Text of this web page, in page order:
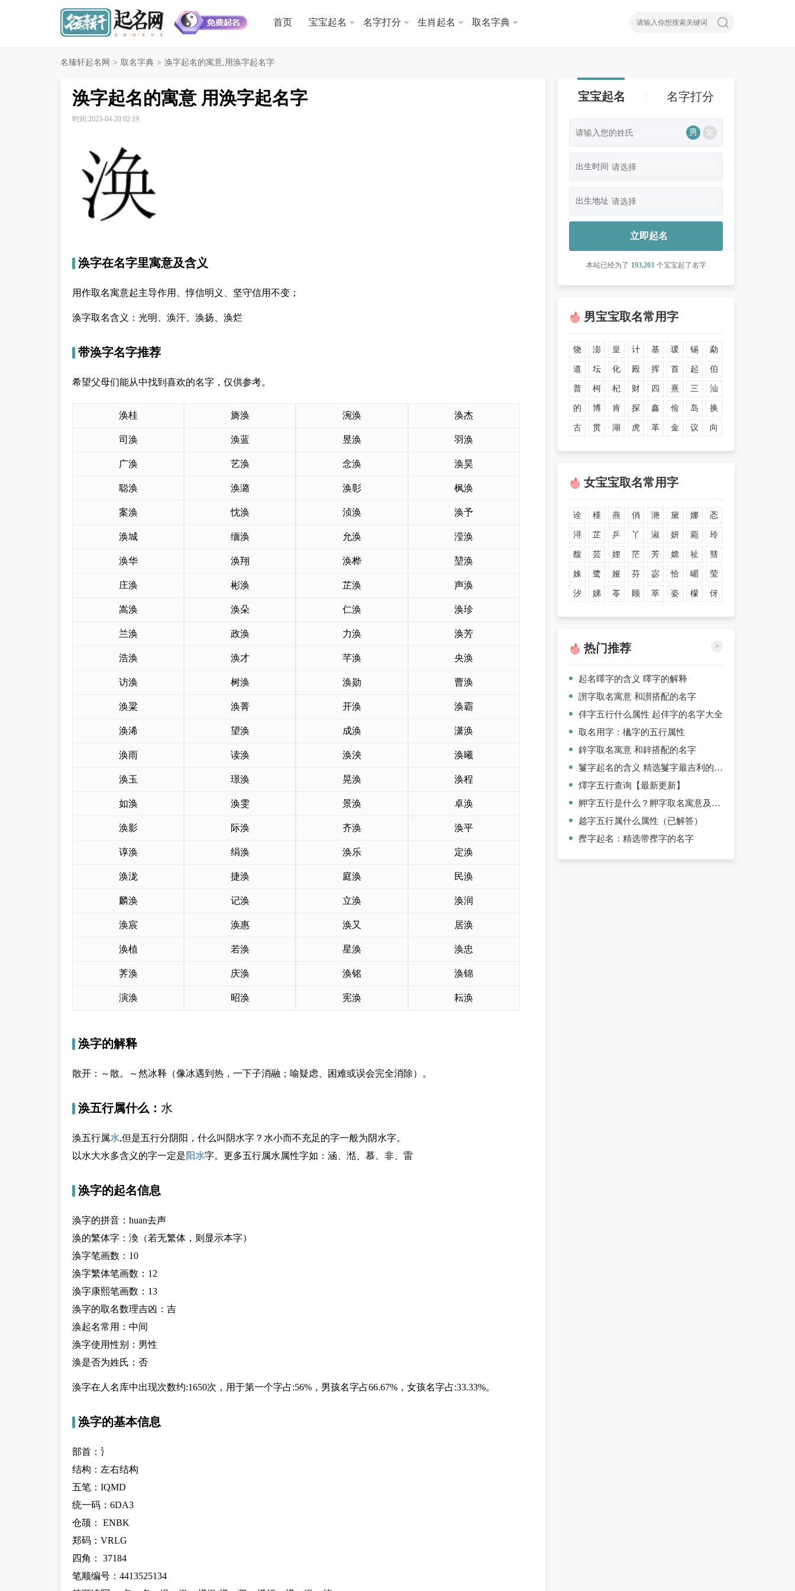
首页 宝宝起名 名字打分 生肖起名 取名字典
名臻轩起名网 > 取名字典 > 涣字起名的寓意,用涣字起名字
涣字起名的寓意 用涣字起名字
时间:2023-04-20 02:19
涣字在名字里寓意及含义
用作取名寓意起主导作用、惇信明义、坚守信用不变；
涣字取名含义：光明、涣汗、涣扬、涣烂
带涣字名字推荐
希望父母们能从中找到喜欢的名字，仅供参考。
涣桂 旖涣 涴涣 涣杰
司涣 涣蓝 昱涣 羽涣
广涣 艺涣 念涣 涣昊
聪涣 涣潞 涣彰 枫涣
案涣 忱涣 浈涣 涣予
涣城 缅涣 允涣 滢涣
涣华 涣翔 涣桦 堃涣
庄涣 彬涣 芷涣 声涣
嵩涣 涣朵 仁涣 涣珍
兰涣 政涣 力涣 涣芳
浩涣 涣才 芊涣 央涣
访涣 树涣 涣勋 曹涣
涣粱 涣菁 开涣 涣霸
涣浠 望涣 成涣 潇涣
涣雨 读涣 涣泱 涣曦
涣玉 璟涣 晃涣 涣程
如涣 涣雯 景涣 卓涣
涣影 际涣 齐涣 涣平
谆涣 绢涣 涣乐 定涣
涣泷 捷涣 庭涣 民涣
麟涣 记涣 立涣 涣润
涣宸 涣惠 涣又 居涣
涣植 若涣 星涣 涣忠
荠涣 庆涣 涣铭 涣锦
演涣 昭涣 宪涣 耘涣
涣字的解释
散开：～散。～然冰释（像冰遇到热，一下子消融；喻疑虑、困难或误会完全消除）。
涣五行属什么： 水
涣五行属水,但是五行分阴阳，什么叫阴水字？水小而不充足的字一般为阴水字。
以水大水多含义的字一定是 阳水字。更多五行属水属性字如：涵、湉、慕、非、雷
涣字的起名信息
涣字的拼音：huan去声
涣的繁体字：渙（若无繁体，则显示本字）
涣字笔画数：10
涣字繁体笔画数：12
涣字康熙笔画数：13
涣字的取名数理吉凶：吉
涣起名常用：中间
涣字使用性别：男性
涣是否为姓氏：否
涣字在人名库中出现次数约:1650次，用于第一个字占:56%，男孩名字占66.67%，女孩名字占:33.33%。
涣字的基本信息
部首：氵
结构：左右结构
五笔：IQMD
统一码：6DA3
仓颉： ENBK
郑码：VRLG
四角： 37184
笔顺编号：4413525134
宝宝起名 名字打分
男 女
出生时间
出生地址
立即起名
本站已经为了 193,203 个宝宝起了名字
男宝宝取名常用字
饶 澎 皇 计 基 瑗 锡 勐
道 坛 化 殿 挥 首 起 伯
普 柯 杞 财 四 熹 三 汕
的 博 肯 探 鑫 俭 岛 换
古 贯 湖 虎 革 金 议 向
女宝宝取名常用字
诠 槿 燕 俏 滟 黛 娜 忞
浔 芷 乒 丫 淑 妍 菀 玲
馥 芸 娌 茫 芳 嫦 祉 彗
姝 鹭 娅 芬 宓 恰 嵋 莹
汐 娣 苓 顾 萃 姿 檬 伢
热门推荐 >
起名曎字的含义 曎字的解释
謭字取名寓意 和謭搭配的名字
仹字五行什么属性 起仹字的名字大全
取名用字：欚字的五行属性
鋅字取名寓意 和鋅搭配的名字
鬘字起名的含义 精选鬘字最吉利的名字
燡字五行查询【最新更新】
舺字五行是什么？舺字取名寓意及含义是什么
趝字五行属什么属性（已解答）
摼字起名：精选带摼字的名字